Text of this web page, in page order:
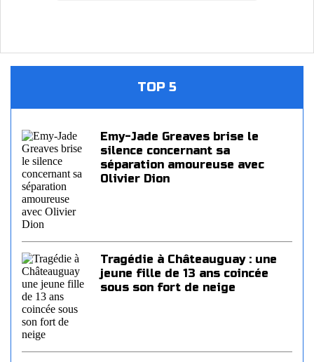
TOP 5
Emy-Jade Greaves brise le
silence concernant sa
séparation amoureuse avec
Olivier Dion
Tragédie à Châteauguay : une
jeune fille de 13 ans coincée
sous son fort de neige